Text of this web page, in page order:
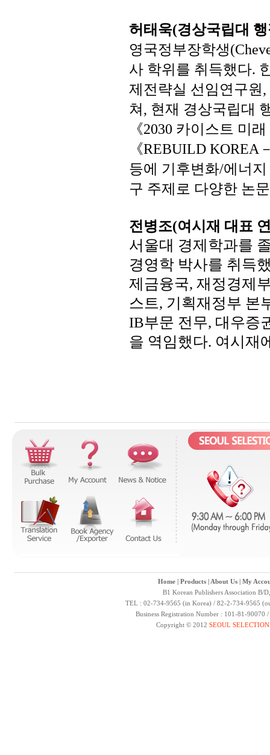
허태욱(경상국립대
영국정부장학생
사 학위를 취득했다.
제전략실 선임연구원
쳐, 현재 경상국립대
《2030 카이스트 미래
《REBUILD KOREA
등에 기후변화/에너지
구 주제로 다양한 논
전병조(여시재 대표
서울대 경제학과를
경영학 박사를 취득
제금융국, 재정경제
스트, 기획재정부 본
IB부문 전무, 대우증
을 역임했다. 여시재
Home| Products| About Us| My
B1 Korean Publishers Association B/
TEL : 02-734-9565 (in Korea) / 82-2-734-9565
Business Registration Number : 101-81-
Copyright © 2012 SEOUL SELECTION